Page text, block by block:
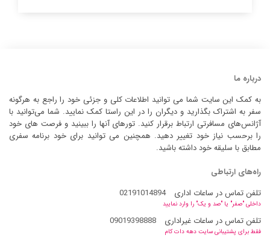
درباره ما
به کمک این سایت شما می توانید اطلاعات کلی و جزئی خود را راجع به هرگونه
سفر به اشتراک بگذارید و دیگران را در این راستا کمک نمایید. شما می‌توانید با
آژانس‌های مسافرتی ارتباط برقرار کنید. تورهای آنها را ببینید و فرصت های خود
را برحسب نیاز خود تغییر دهید. همچنین می توانید برای خود برنامه سفری
مطابق با سلیقه خود داشته باشید.
راه‌های ارتباطی
تلفن تماس در ساعات اداری
02191014894
داخلی "صفر" یا "صد و یک" را وارد نمایید
تلفن تماس در ساعات غیراداری 09019398888
فقط برای پشتیبانی سایت دهه دات کام